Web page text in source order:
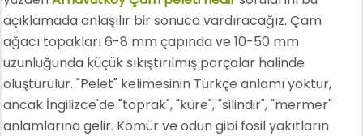
açıklamada anlaşılır bir sonuca vardıracağız. Çam
ağacı topakları 6-8 mm çapında ve 10-50 mm
uzunluğunda küçük sıkıştırılmış parçalar halinde
oluşturulur. "Pelet" kelimesinin Türkçe anlamı yoktur,
ancak İngilizce'de "toprak", "küre", "silindir", "mermer"
anlamlarına gelir. Kömür ve odun gibi fosil yakıtların